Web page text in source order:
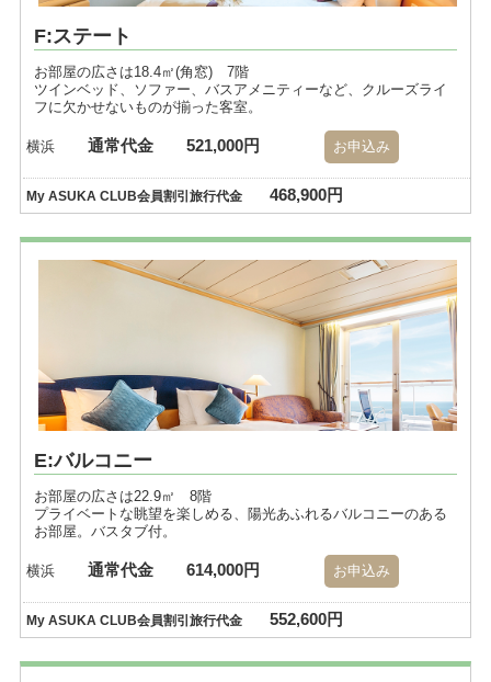
F:ステート
お部屋の広さは18.4㎡(角窓) 7階
ツインベッド、ソファー、バスアメニティーなど、クルーズライ
フに欠かせないものが揃った客室。
横浜 通常代金 521,000円 お申込み
My ASUKA CLUB会員割引旅行代金 468,900円
E:バルコニー
お部屋の広さは22.9㎡ 8階
プライベートな眺望を楽しめる、陽光あふれるバルコニーのある
お部屋。バスタブ付。
横浜 通常代金 614,000円 お申込み
My ASUKA CLUB会員割引旅行代金 552,600円